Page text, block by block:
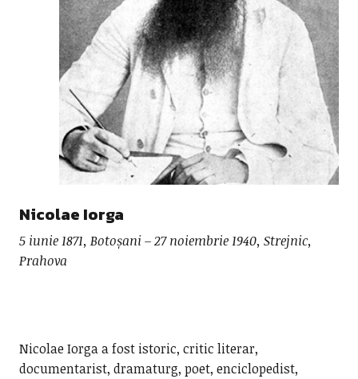
Nicolae Iorga
5 iunie 1871, Botoșani – 27 noiembrie 1940, Strejnic,
Prahova
Nicolae Iorga a fost istoric, critic literar,
documentarist, dramaturg, poet, enciclopedist,